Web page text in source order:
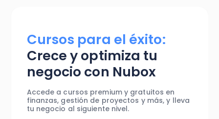
Cursos para el éxito:
Crece y optimiza tu
negocio con Nubox
Accede a cursos premium y gratuitos en
finanzas, gestión de proyectos y más, y lleva
tu negocio al siguiente nivel.